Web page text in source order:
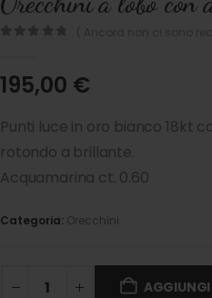
195,00 €
Punti luce in oro bianco 18kt
rotondo a brillante.
Acquamarina ct. 0.60
Categoria: Orecchini
AGGIUNGI